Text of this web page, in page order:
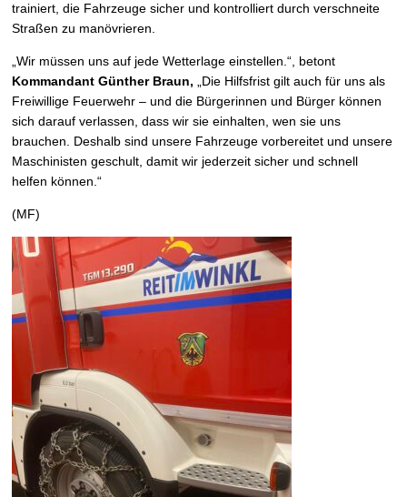
trainiert, die Fahrzeuge sicher und kontrolliert durch verschneite
Straßen zu manövrieren.
„Wir müssen uns auf jede Wetterlage einstellen.“, betont
Kommandant Günther Braun, „Die Hilfsfrist gilt auch für uns als
Freiwillige Feuerwehr – und die Bürgerinnen und Bürger können
sich darauf verlassen, dass wir sie einhalten, wen sie uns
brauchen. Deshalb sind unsere Fahrzeuge vorbereitet und unsere
Maschinisten geschult, damit wir jederzeit sicher und schnell
helfen können.“
(MF)